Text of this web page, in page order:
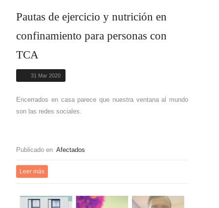
Pautas de ejercicio y nutrición en
confinamiento para personas con
TCA
31 Mar 2020
Encerrados en casa parece que nuestra ventana al mundo
son las redes sociales.
Publicado en Afectados
Leer más